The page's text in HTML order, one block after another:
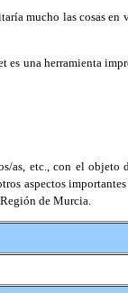
mucho las cosas en
una herramienta
as, etc., con el objeto
aspectos
de Murcia.